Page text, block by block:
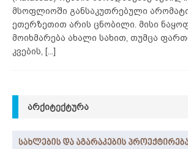
მსოფლიოში განსაკუთრებული
ეთერზეთით არის ცნობილი. მისი
მოიხმარება ახალი სახით, თუმცა
კვების,
[...]
ᲐᲠᲥᲘᲢᲔᲥᲢᲣᲠᲐ